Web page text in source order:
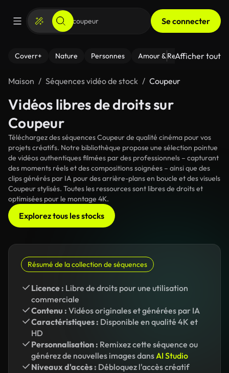
Se connecter
Coverr+ Nature Personnes Amour & Relations Le
Afficher tout
Maison Séquences vidéo de stock Coupeur
Vidéos libres de droits sur
Coupeur
Téléchargez des séquences Coupeur de qualité cinéma pour vos
projets créatifs. Notre bibliothèque propose une sélection pointue
de vidéos authentiques filmées par des professionnels – capturant
des moments réels et des compositions soignées – ainsi que des
clips générés par IA pour des arrière-plans en boucle et des visuels
Coupeur stylisés. Toutes les ressources sont libres de droits et
optimisées pour le montage 4K.
Explorez tous les stocks
Résumé de la collection de séquences
Licence : Libre de droits pour une utilisation
commerciale
Contenu : Vidéos originales et générées par IA
Caractéristiques : Disponible en qualité 4K et
HD
Personnalisation : Remixez cette séquence ou
générez de nouvelles images dansAI Studio
Niveaux d'accès : Débloquez l'accès créatif